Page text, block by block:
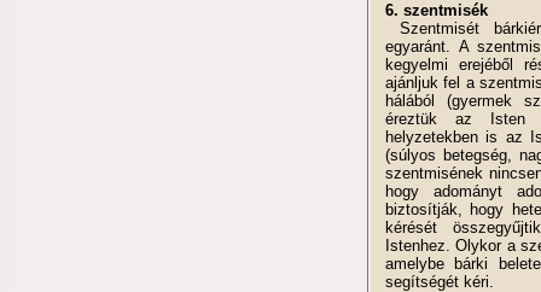
6. szentmisék
Szentmisét
egyaránt. A
kegyelmi erejéből
ajánljuk fel a
hálából (gyermek
éreztük az Isten
helyzetekben is az
(súlyos betegség,
szentmisének
hogy adományt
biztosítják, hogy
kérését
Istenhez. Olykor a
amelybe bárki
segítségét kéri.